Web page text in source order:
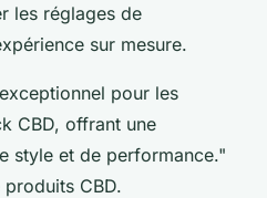
les réglages de
sur mesure.
pour les
CBD, offrant une
style et de performance."
CBD.